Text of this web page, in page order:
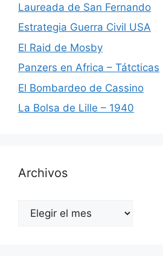
Laureada de San Fernando
Estrategia Guerra Civil USA
El Raid de Mosby
Panzers en Africa – Tátcticas
El Bombardeo de Cassino
La Bolsa de Lille – 1940
Archivos
Archivos